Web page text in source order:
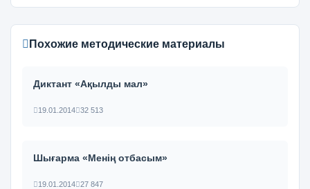
Похожие методические материалы
Диктант «Ақылды мал»
19.01.2014 32 513
Шығарма «Менің отбасым»
19.01.2014 27 847